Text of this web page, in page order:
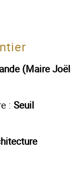
(Maire Joël
: Seuil